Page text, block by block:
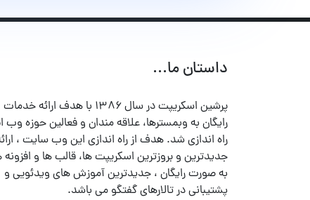
داستان ما...
پرشین اسکریپت در سال ۱۳۸۶ با هدف ارائه خدمات
رایگان به وبمسترها، علاقه مندان و فعالین حوزه وب
راه اندازی شد. هدف از راه اندازی این وب سایت ،
جدیدترین و بروزترین اسکریپت ها، قالب ها و افزونه
به صورت رایگان ، جدیدترین آموزش های ویدئویی و
پشتیبانی در تالارهای گفتگو می باشد.